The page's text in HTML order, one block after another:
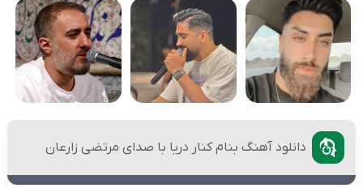
دانلود آهنگ بنام کنار دریا با صدای مرتضی زارعان